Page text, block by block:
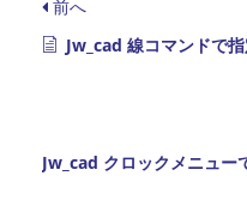
前へ
Jw_cad 線コマンドで指定